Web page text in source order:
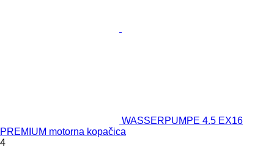
WASSERPUMPE 4.5 EX16
PREMIUM motorna kopačica
4